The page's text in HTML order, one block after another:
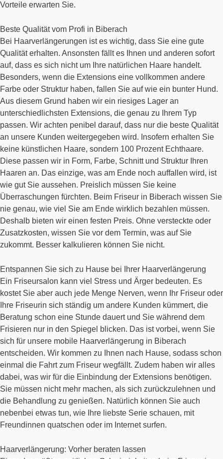
Vorteile erwarten Sie.
Beste Qualität vom Profi in Biberach
Bei Haarverlängerungen ist es wichtig, dass Sie eine gute
Qualität erhalten. Ansonsten fällt es Ihnen und anderen sofort
auf, dass es sich nicht um Ihre natürlichen Haare handelt.
Besonders, wenn die Extensions eine vollkommen andere
Farbe oder Struktur haben, fallen Sie auf wie ein bunter Hund.
Aus diesem Grund haben wir ein riesiges Lager an
unterschiedlichsten Extensions, die genau zu Ihrem Typ
passen. Wir achten penibel darauf, dass nur die beste Qualität
an unsere Kunden weitergegeben wird. Insofern erhalten Sie
keine künstlichen Haare, sondern 100 Prozent Echthaare.
Diese passen wir in Form, Farbe, Schnitt und Struktur Ihren
Haaren an. Das einzige, was am Ende noch auffallen wird, ist
wie gut Sie aussehen. Preislich müssen Sie keine
Überraschungen fürchten. Beim Friseur in Biberach wissen Sie
nie genau, wie viel Sie am Ende wirklich bezahlen müssen.
Deshalb bieten wir einen festen Preis. Ohne versteckte oder
Zusatzkosten, wissen Sie vor dem Termin, was auf Sie
zukommt. Besser kalkulieren können Sie nicht.
Entspannen Sie sich zu Hause bei Ihrer Haarverlängerung
Ein Friseursalon kann viel Stress und Ärger bedeuten. Es
kostet Sie aber auch jede Menge Nerven, wenn Ihr Friseur oder
Ihre Friseurin sich ständig um andere Kunden kümmert, die
Beratung schon eine Stunde dauert und Sie während dem
Frisieren nur in den Spiegel blicken. Das ist vorbei, wenn Sie
sich für unsere mobile Haarverlängerung in Biberach
entscheiden. Wir kommen zu Ihnen nach Hause, sodass schon
einmal die Fahrt zum Friseur wegfällt. Zudem haben wir alles
dabei, was wir für die Einbindung der Extensions benötigen.
Sie müssen nicht mehr machen, als sich zurückzulehnen und
die Behandlung zu genießen. Natürlich können Sie auch
nebenbei etwas tun, wie Ihre liebste Serie schauen, mit
Freundinnen quatschen oder im Internet surfen.
Haarverlängerung: Vorher beraten lassen